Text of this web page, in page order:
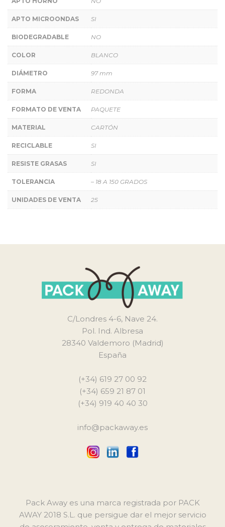
APTO MICROONDAS SI
BIODEGRADABLE NO
COLOR BLANCO
DIÁMETRO 97 mm
FORMA REDONDA
FORMATO DE VENTA PAQUETE
MATERIAL CARTÓN
RECICLABLE SI
RESISTE GRASAS SI
TOLERANCIA – 18 A 150 GRADOS
UNIDADES DE VENTA 25
C/Londres 4-6, Nave 24.
Pol. Ind. Albresa
28340 Valdemoro (Madrid)
España
(+34) 619 27 00 92
(+34) 659 21 87 01
(+34) 919 40 40 30
info@packaway.es
Pack Away es una marca registrada por PACK
AWAY 2018 S.L. que persigue dar el mejor servicio